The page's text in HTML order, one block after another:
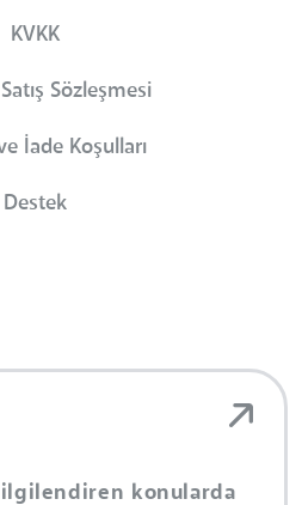
KVKK
Sözleşmesi
İade Koşulları
Destek
konularda